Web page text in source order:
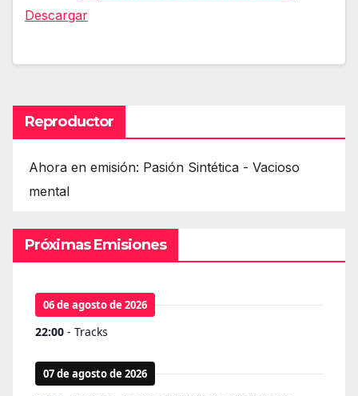
Descargar
Reproductor
Ahora en emisión: Pasión Sintética - Vacioso
mental
Próximas Emisiones